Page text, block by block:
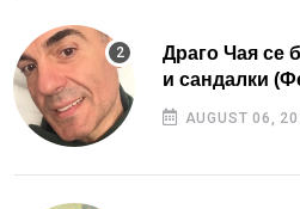
Драго Чая се
и сандалки
AUGUST 06,